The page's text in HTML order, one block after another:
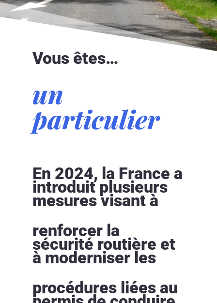
Vous êtes…
un
particulier
En 2024, la France a
introduit plusieurs
mesures visant à
renforcer la
sécurité routière et
à moderniser les
procédures liées au